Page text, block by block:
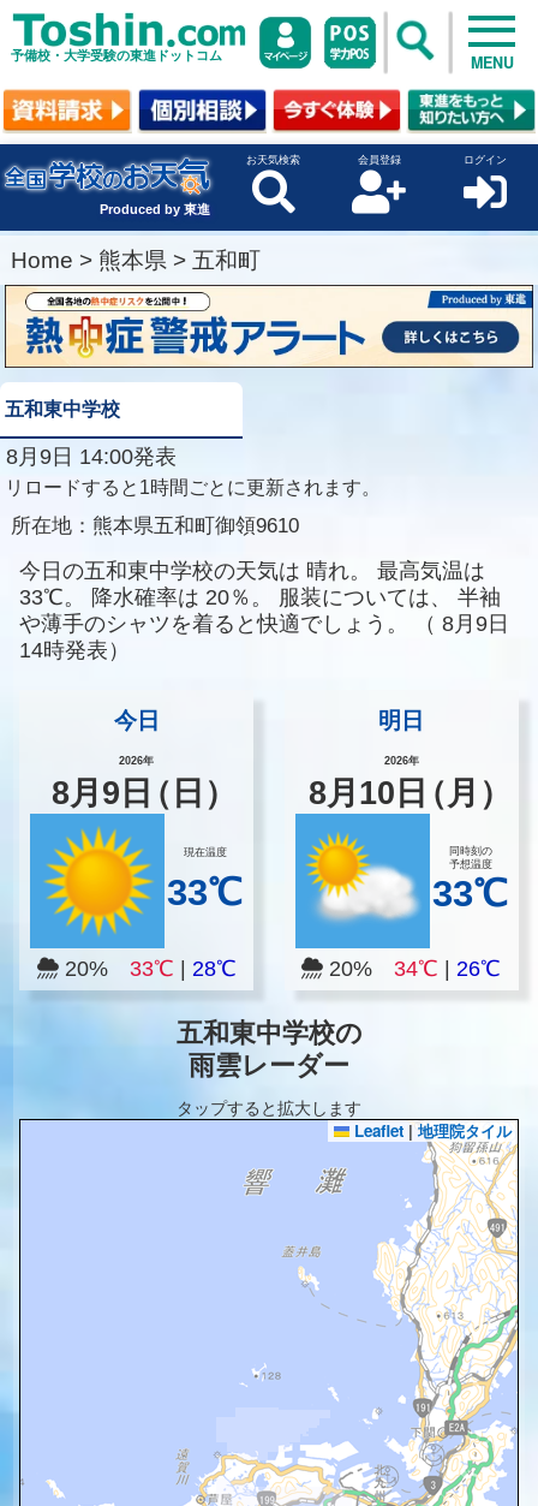
予備校・大学受験の東進ドットコム MENU
Produced by 東進
お天気検索 会員登録 ログイン
Home > 熊本県 > 五和町
五和東中学校
8月9日 14:00発表
リロードすると1時間ごとに更新されます。
所在地： 熊本県五和町御領9610
今日の五和東中学校の天気は 晴れ。
最高気温は
33℃。
降水確率は 20％。 服装については、
半袖
や薄手のシャツを着ると快適でしょう。
（ 8月9日
14時発表）
今日
2026年
8月 9 日（日）
現在温度
33℃
20% 33℃ 28℃
明日
2026年
8月 10 日（月）
同時刻の
予想温度
33℃
20%34℃ |26℃
五和東中学校の
雨雲レーダー
タップすると拡大します
Leaflet | 地理院タイル